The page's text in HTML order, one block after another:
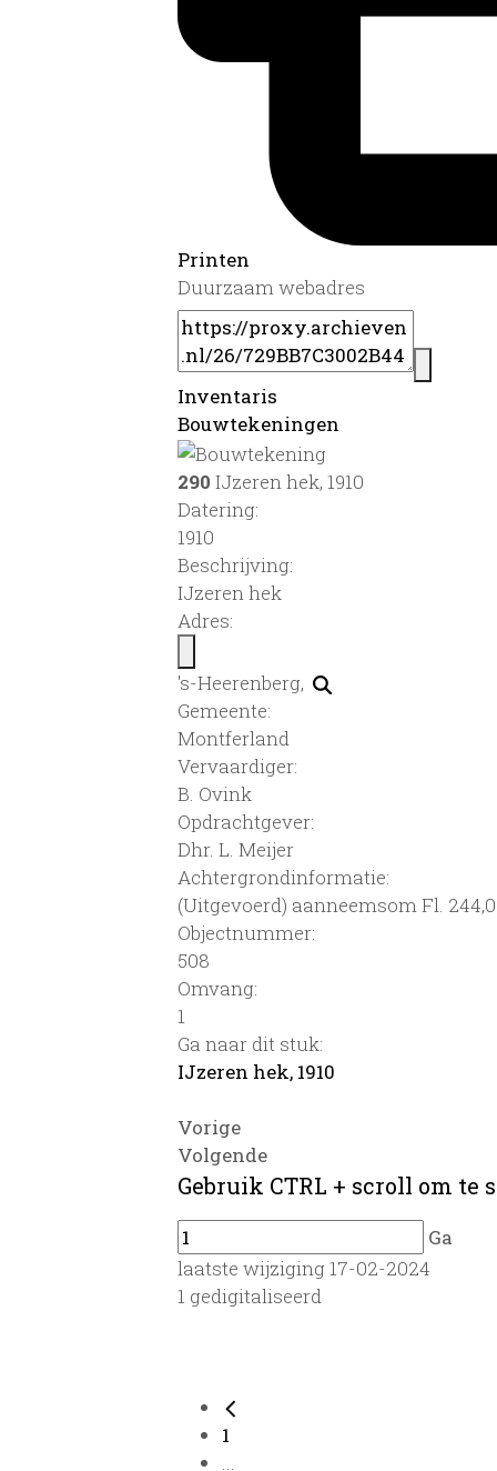
Printen
Duurzaam webadres
Inventaris
Bouwtekeningen
290 IJzeren hek, 1910
Datering:
1910
Beschrijving:
IJzeren hek
Adres:
's-Heerenberg,
Gemeente:
Montferland
Vervaardiger:
B. Ovink
Opdrachtgever:
Dhr. L. Meijer
Achtergrondinformatie:
(Uitgevoerd) aanneemsom Fl.
Objectnummer:
508
Omvang:
1
Ga naar dit stuk:
IJzeren hek, 1910
Vorige
Volgende
Gebruik CTRL + scroll om te
Ga
laatste wijziging 17-02-2024
1 gedigitaliseerd
1
...